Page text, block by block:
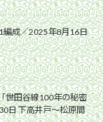
編成／2025年8月16日
世田谷線100年の秘密
日 下高井戸〜松原間